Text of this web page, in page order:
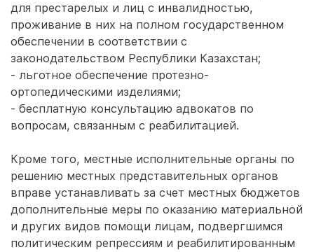
для престарелых и лиц с инвалидностью,
проживание в них на полном государственном
обеспечении в соответствии с
законодательством Республики Казахстан;
- льготное обеспечение протезно-
ортопедическими изделиями;
- бесплатную консультацию адвокатов по
вопросам, связанным с реабилитацией.
Кроме того, местные исполнительные органы по
решению местных представительных органов
вправе устанавливать за счет местных бюджетов
дополнительные меры по оказанию материальной
и других видов помощи лицам, подвергшимся
политическим репрессиям и реабилитированным